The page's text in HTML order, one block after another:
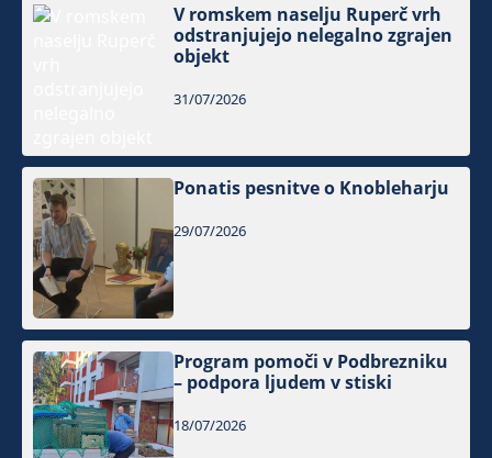
V romskem naselju Ruperč vrh
odstranjujejo nelegalno zgrajen
objekt
31/07/2026
Ponatis pesnitve o Knobleharju
29/07/2026
Program pomoči v Podbrezniku
– podpora ljudem v stiski
18/07/2026